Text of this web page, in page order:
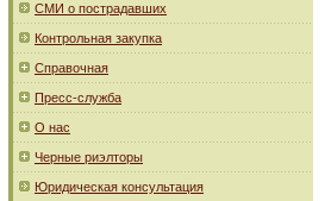
СМИ о пострадавших
Контрольная закупка
Справочная
Пресс-служба
О нас
Черные риэлторы
Юридическая консультация